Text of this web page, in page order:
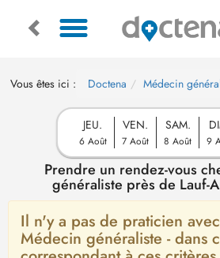
Vous êtes ici : Doctena Médecin
JEU.
6 Août
VEN.
7 Août
SAM.
8 Août 9
Prendre un rendez-vous
généraliste près de Lauf-
Il n'y a pas de praticien
Médecin généraliste - dans